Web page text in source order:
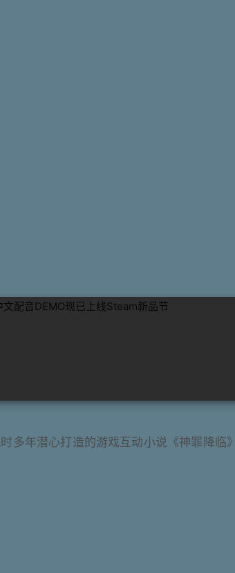
多年潜心打造的游戏互动小说《神罪降临